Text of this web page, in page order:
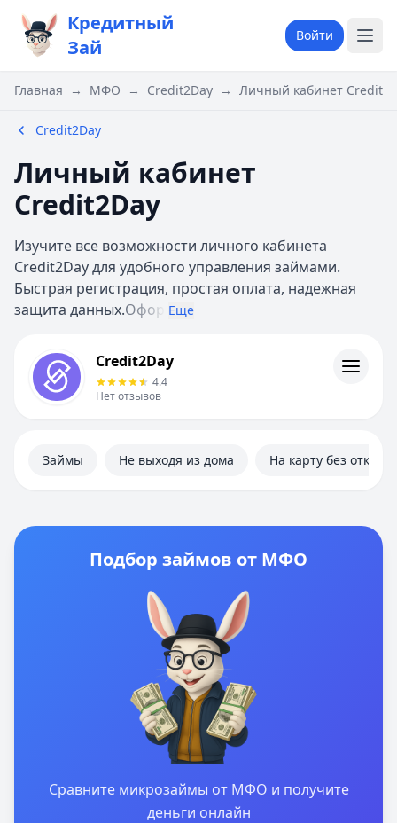
Кредитный
Зай
Войти
Главная → МФО → Credit2Day → Личный кабинет
Credit2Day
Личный кабинет
Credit2Day
Изучите все возможности личного кабинета
Credit2Day для удобного управления займами.
Быстрая регистрация, простая оплата, надежная
защита данных.Офор Еще
ИнформацияCredit2Day
4.4
Нет отзывов
Займы Не выходя из дома На карту без отказа
Подбор займов от МФО
Сравните микрозаймы от МФО и получите
деньги онлайн